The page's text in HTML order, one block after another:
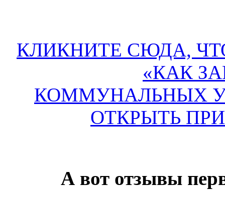
КЛИКНИТЕ СЮДА,
«КАК
КОММУНАЛЬНЫХ
ОТКРЫТЬ
А вот отзывы